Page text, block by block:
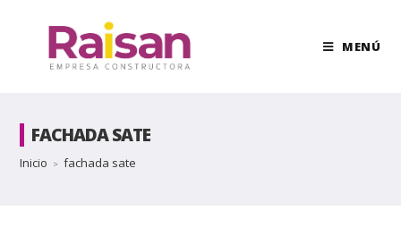
MENÚ
FACHADA SATE
Inicio > fachada sate